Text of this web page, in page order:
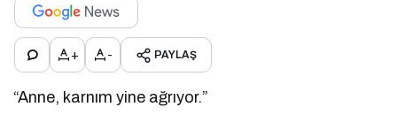
+ - PAYLAŞ
“Anne, karnım yine ağrıyor.”